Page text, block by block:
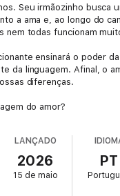
Seu irmãozinho busca
a ama e, ao longo do
nem todas funcionam
ensinará o poder da
da linguagem. Afinal, o
diferenças.
do amor?
LANÇADO
2026
15 de maio
PT